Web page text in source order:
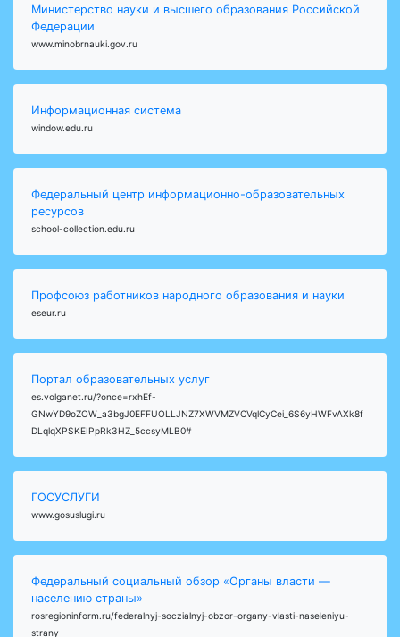
Министерство науки и высшего образования Российской
Федерации
www.minobrnauki.gov.ru
Информационная система
window.edu.ru
Федеральный центр информационно-образовательных
ресурсов
school-collection.edu.ru
Профсоюз работников народного образования и науки
eseur.ru
Портал образовательных услуг
es.volganet.ru/?once=rxhEf-
GNwYD9oZOW_a3bgJ0EFFUOLLJNZ7XWVMZVCVqlCyCei_6S6yHWFvAXk8f
DLqlqXPSKEIPpRk3HZ_5ccsyMLB0#
ГОСУСЛУГИ
www.gosuslugi.ru
Федеральный социальный обзор «Органы власти —
населению страны»
rosregioninform.ru/federalnyj-soczialnyj-obzor-organy-vlasti-naseleniyu-
strany